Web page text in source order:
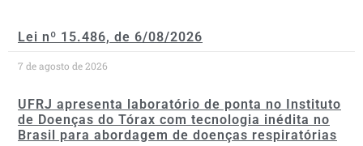
Lei nº 15.486, de 6/08/2026
7 de agosto de 2026
UFRJ apresenta laboratório de ponta no Instituto
de Doenças do Tórax com tecnologia inédita no
Brasil para abordagem de doenças respiratórias